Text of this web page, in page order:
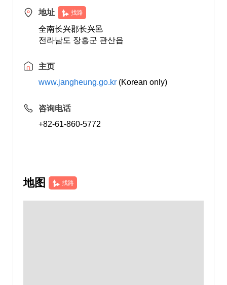
地址 找路
全南长兴郡长兴邑
전라남도 장흥군 관산읍
主页
www.jangheung.go.kr(Korean only)
咨询电话
+82-61-860-5772
地图 找路